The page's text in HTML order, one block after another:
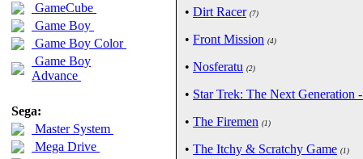
GameCube
Game Boy
Game Boy Color
Game Boy
Advance
Sega:
Master System
Mega Drive
• Dirt Racer (7)
• Front Mission (4)
• Nosferatu (2)
• Star Trek: The Next Generation
• The Firemen (1)
• The Itchy & Scratchy Game (1)